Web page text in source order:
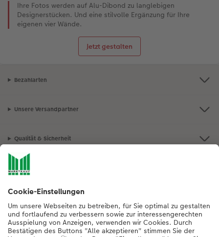
Ihre Fotos werden auf Alu-Dibond zu langlebigen
Designerstücken. Und eine stilvolle Ergänzung für Ihre
eigenen vier Wände.
Jetzt gestalten
Bezahlarten
Unsere Versandpartner
Qualität & Sicherheit
Nachhaltigkeit bei CEWE
Informationen